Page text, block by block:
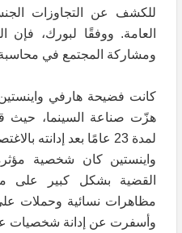
للكشف عن التجاوزات
العامة. ووفقًا لبورك، فإن
ومشاركة المجتمع في محاسبة
كانت فضيحة هارفي
هزّت صناعة السينما، حيث
لمدة 23 عامًا بعد إدانته
واينستين كان شخصية
القضية بشكل كبير على
مظاهرات نسائية وحملات
وأسفرت عن إدانة شخصيات